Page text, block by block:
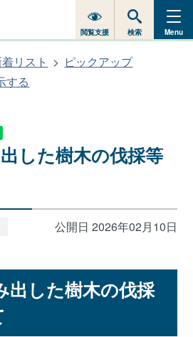
閲覧支援 検索 Menu
リスト
ピックアップ
する
した樹木の伐採等
公開日 2026年02月10日
出した樹木の伐採